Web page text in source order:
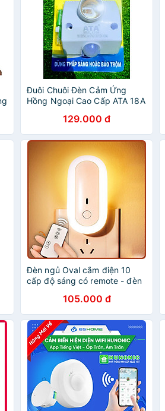
Đuôi Chuôi Đèn Cảm Ứng
Hồng Ngoại Cao Cấp ATA 18A
Có Thể Điều Chỉnh Thời Gian.
129.000 đ
Đèn ngủ Oval cắm điện 10
cấp độ sáng có remote - đèn
cổng USB sạc nhanh mới 2021
105.000 đ